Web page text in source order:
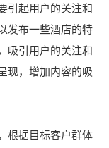
引起用户的关注和
发布一些酒店的特
吸引用户的关注和
现，增加内容的吸
根据目标客户群体